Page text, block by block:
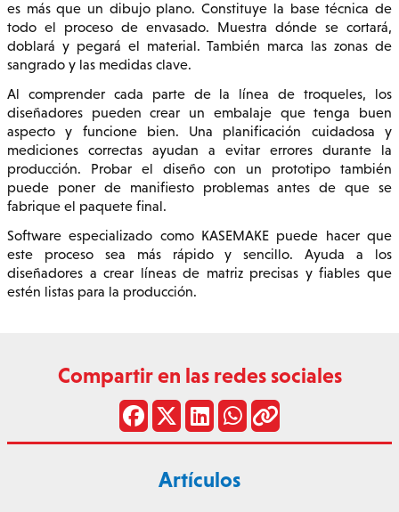
es más que un dibujo plano. Constituye la base técnica de
todo el proceso de envasado. Muestra dónde se cortará,
doblará y pegará el material. También marca las zonas de
sangrado y las medidas clave.
Al comprender cada parte de la línea de troqueles, los
diseñadores pueden crear un embalaje que tenga buen
aspecto y funcione bien. Una planificación cuidadosa y
mediciones correctas ayudan a evitar errores durante la
producción. Probar el diseño con un prototipo también
puede poner de manifiesto problemas antes de que se
fabrique el paquete final.
Software especializado como KASEMAKE puede hacer que
este proceso sea más rápido y sencillo. Ayuda a los
diseñadores a crear líneas de matriz precisas y fiables que
estén listas para la producción.
Compartir en las redes sociales
Artículos